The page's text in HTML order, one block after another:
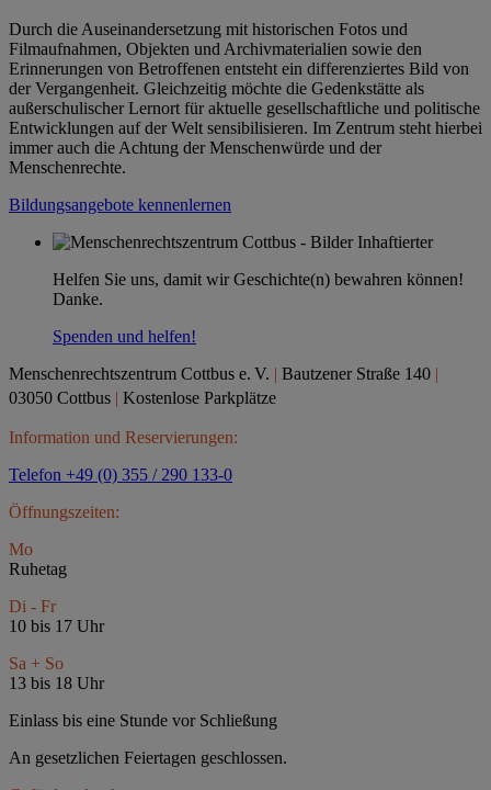
Durch die Auseinandersetzung mit historischen Fotos und
Filmaufnahmen, Objekten und Archivmaterialien sowie den
Erinnerungen von Betroffenen entsteht ein differenziertes Bild von
der Vergangenheit. Gleichzeitig möchte die Gedenkstätte als
außerschulischer Lernort für aktuelle gesellschaftliche und politische
Entwicklungen auf der Welt sensibilisieren. Im Zentrum steht hierbei
immer auch die Achtung der Menschenwürde und der
Menschenrechte.
Bildungsangebote kennenlernen
Helfen Sie uns, damit wir Geschichte(n) bewahren können!
Danke.
Spenden und helfen!
Menschenrechtszentrum Cottbus e. V. | Bautzener Straße 140 |
03050 Cottbus | Kostenlose Parkplätze
Information und Reservierungen:
Telefon +49 (0) 355 / 290 133-0
Öffnungszeiten:
Mo
Ruhetag
Di - Fr
10 bis 17 Uhr
Sa + So
13 bis 18 Uhr
Einlass bis eine Stunde vor Schließung
An gesetzlichen Feiertagen geschlossen.